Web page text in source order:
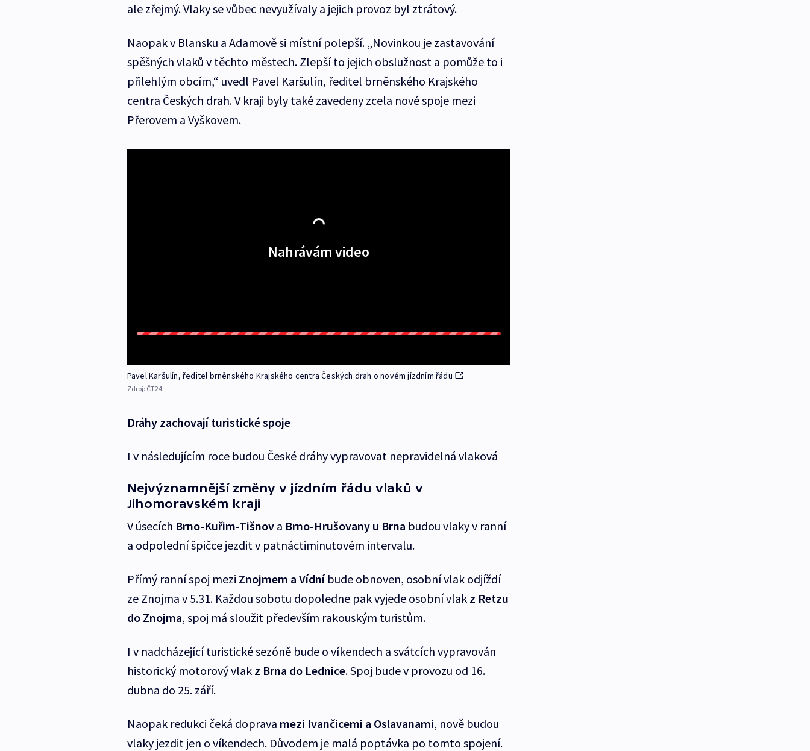
ale zřejmý. Vlaky se vůbec nevyužívaly a jejich provoz byl ztrátový.
Naopak v Blansku a Adamově si místní polepší. „Novinkou je zastavování
spěšných vlaků v těchto městech. Zlepší to jejich obslužnost a pomůže to i
přilehlým obcím,“ uvedl Pavel Karšulín, ředitel brněnského Krajského
centra Českých drah. V kraji byly také zavedeny zcela nové spoje mezi
Přerovem a Vyškovem.
Nahrávám video
Pavel Karšulín, ředitel brněnského Krajského centra Českých drah o novém jízdním řádu
Zdroj: ČT24
Dráhy zachovají turistické spoje
I v následujícím roce budou České dráhy vypravovat nepravidelná vlaková
Nejvýznamnější změny v jízdním řádu vlaků v
Jihomoravském kraji
V úsecích Brno-Kuřim-Tišnov a Brno-Hrušovany u Brna budou vlaky v ranní
a odpolední špičce jezdit v patnáctiminutovém intervalu.
Přímý ranní spoj mezi Znojmem a Vídníbude obnoven, osobní vlak odjíždí
ze Znojma v 5.31. Každou sobotu dopoledne pak vyjede osobní vlak z Retzu
do Znojma, spoj má sloužit především rakouským turistům.
I v nadcházející turistické sezóně bude o víkendech a svátcích vypravován
historický motorový vlak z Brna do Lednice. Spoj bude v provozu od 16.
dubna do 25. září.
Naopak redukci čeká doprava mezi Ivančicemi a Oslavanami, nově budou
vlaky jezdit jen o víkendech. Důvodem je malá poptávka po tomto spojení.